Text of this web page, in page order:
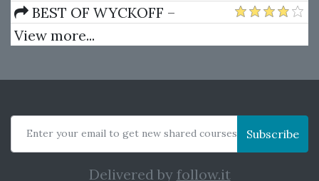
Nine
Aspects For Short Term Trading
Options Trading Masterclass
(POTM)
BEST OF WYCKOFF –
Practical Applications of the
View more...
Enter your email to get new shared courses Subscribe
Delivered by follow.it